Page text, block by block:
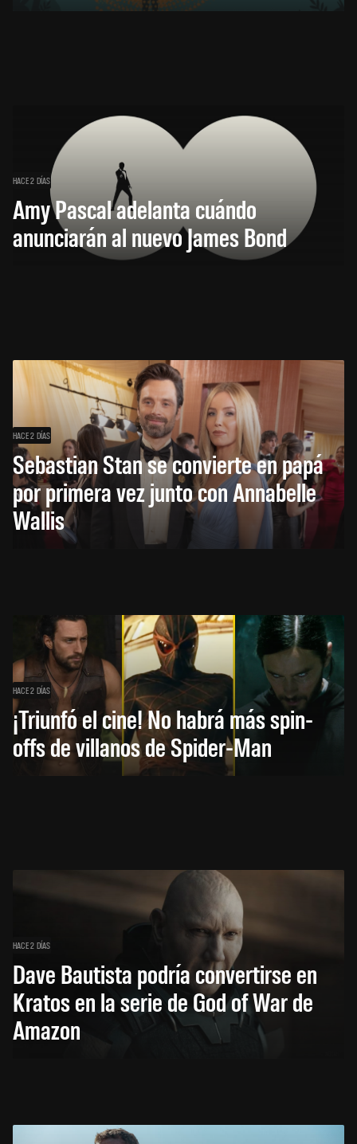
HACE 2 DÍAS
Amy Pascal adelanta cuándo
anunciarán al nuevo James Bond
HACE 2 DÍAS
Sebastian Stan se convierte en papá
por primera vez junto con Annabelle
Wallis
HACE 2 DÍAS
¡Triunfó el cine! No habrá más spin-
offs de villanos de Spider-Man
HACE 2 DÍAS
Dave Bautista podría convertirse en
Kratos en la serie de God of War de
Amazon